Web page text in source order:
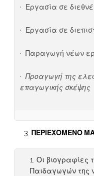
· Εργασία σε
· Εργασία σε
· Παραγωγή νέων
· Προαγωγή της
επαγωγικής σκέψης
ΠΕΡΙΕΧΟΜΕΝΟ
Οι βιογραφίες
Παιδαγωγών της